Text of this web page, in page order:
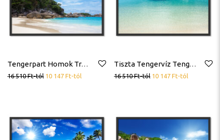
Tengerpart Homok Trópus Poszter
16 510Ft-tól 10 147 Ft-tól
Tiszta Tengervíz Tengerpart Trópus Poszter
16 510Ft-tól 10 147 Ft-tól